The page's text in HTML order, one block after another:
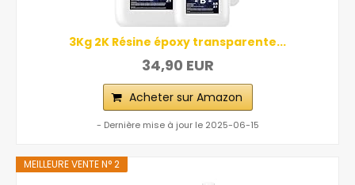
3Kg 2K Résine époxy transparente...
34,90 EUR
Acheter sur Amazon
- Dernière mise à jour le 2025-06-15
MEILLEURE VENTE N° 2